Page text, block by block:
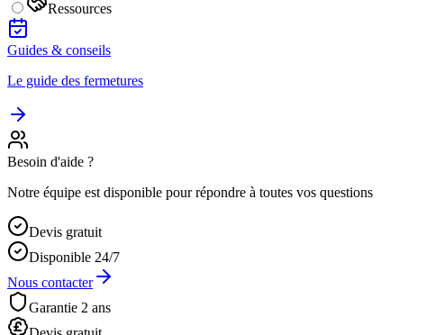
Ressources
Guides & conseils
Le guide des fermetures
Besoin d'aide ?
Notre équipe est disponible pour répondre à toutes vos questions
Devis gratuit
Disponible 24/7
Nous contacter
Garantie 2 ans